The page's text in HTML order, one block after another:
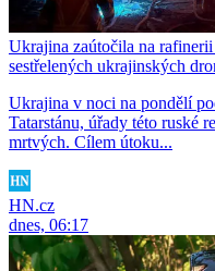
Ukrajina zaútočila na
sestřelených ukrajinských
Ukrajina v noci na pondělí
Tatarstánu, úřady této ruské
mrtvých. Cílem útoku...
HN.cz
dnes, 06:17